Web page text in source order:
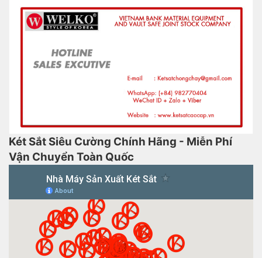
Két Sắt Siêu Cường Chính Hãng - Miễn Phí
Vận Chuyển Toàn Quốc